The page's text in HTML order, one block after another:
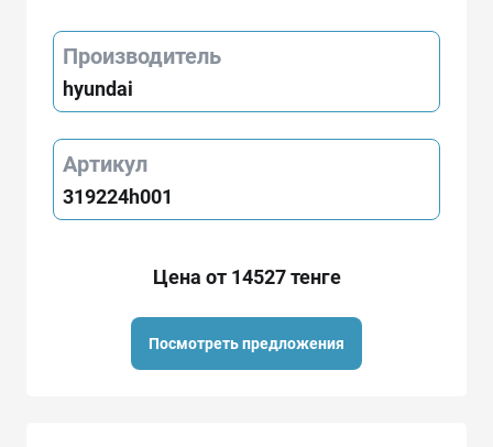
Производитель
hyundai
Артикул
319224h001
Цена от 14527 тенге
Посмотреть предложения